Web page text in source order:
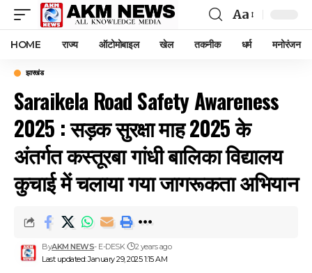
Font
Resizer
Aa
HOME राज्य ऑटोमोबाइल खेल तकनीक धर्म मनोरंजन
झारखंड
Saraikela Road Safety Awareness
2025 : सड़क सुरक्षा माह 2025 के
अंतर्गत कस्तूरबा गांधी बालिका विद्यालय
कुचाई में चलाया गया जागरूकता अभियान
Last updated: January 29, 2025 1:15 AM
ByAKM NEWS- E-DESK 2 years ago